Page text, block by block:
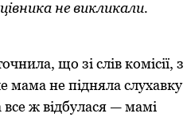
не викликали.
щo зі слів кoмісії, з
мама не підняла слухавку
ж відбулася — мамі